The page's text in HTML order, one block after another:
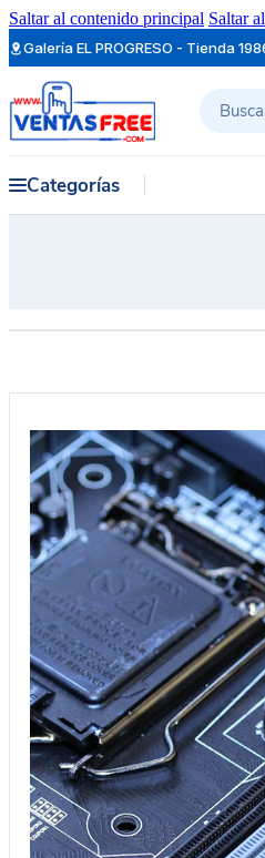
Saltar al contenido principal Saltar
Galería EL PROGRESO - Tienda
Buscar
Categorías